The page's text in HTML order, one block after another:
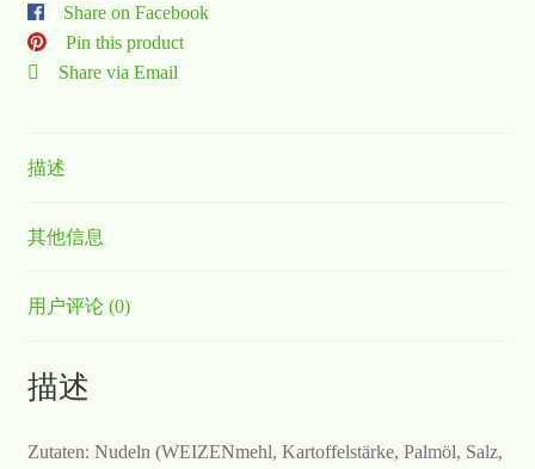
Share on Facebook
Pin this product
Share via Email
描述
其他信息
用户评论 (0)
描述
Zutaten: Nudeln (WEIZENmehl, Kartoffelstärke, Palmöl, Salz,